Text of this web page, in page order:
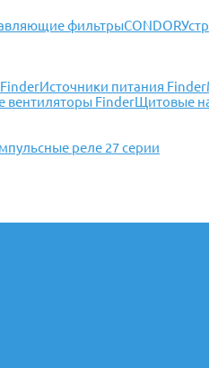
фильтрыCONDOR
Источники питания Finder
вентиляторы FinderЩитовые
реле 27 серии